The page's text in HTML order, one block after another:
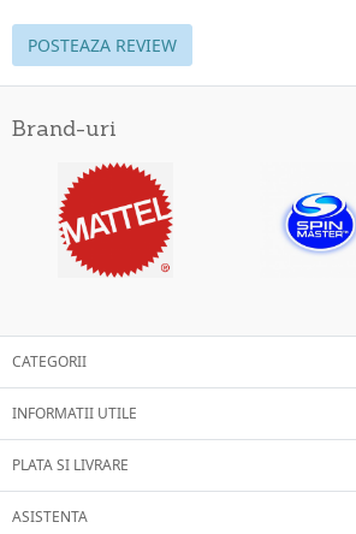
POSTEAZA REVIEW
Brand-uri
CATEGORII
INFORMATII UTILE
PLATA SI LIVRARE
ASISTENTA